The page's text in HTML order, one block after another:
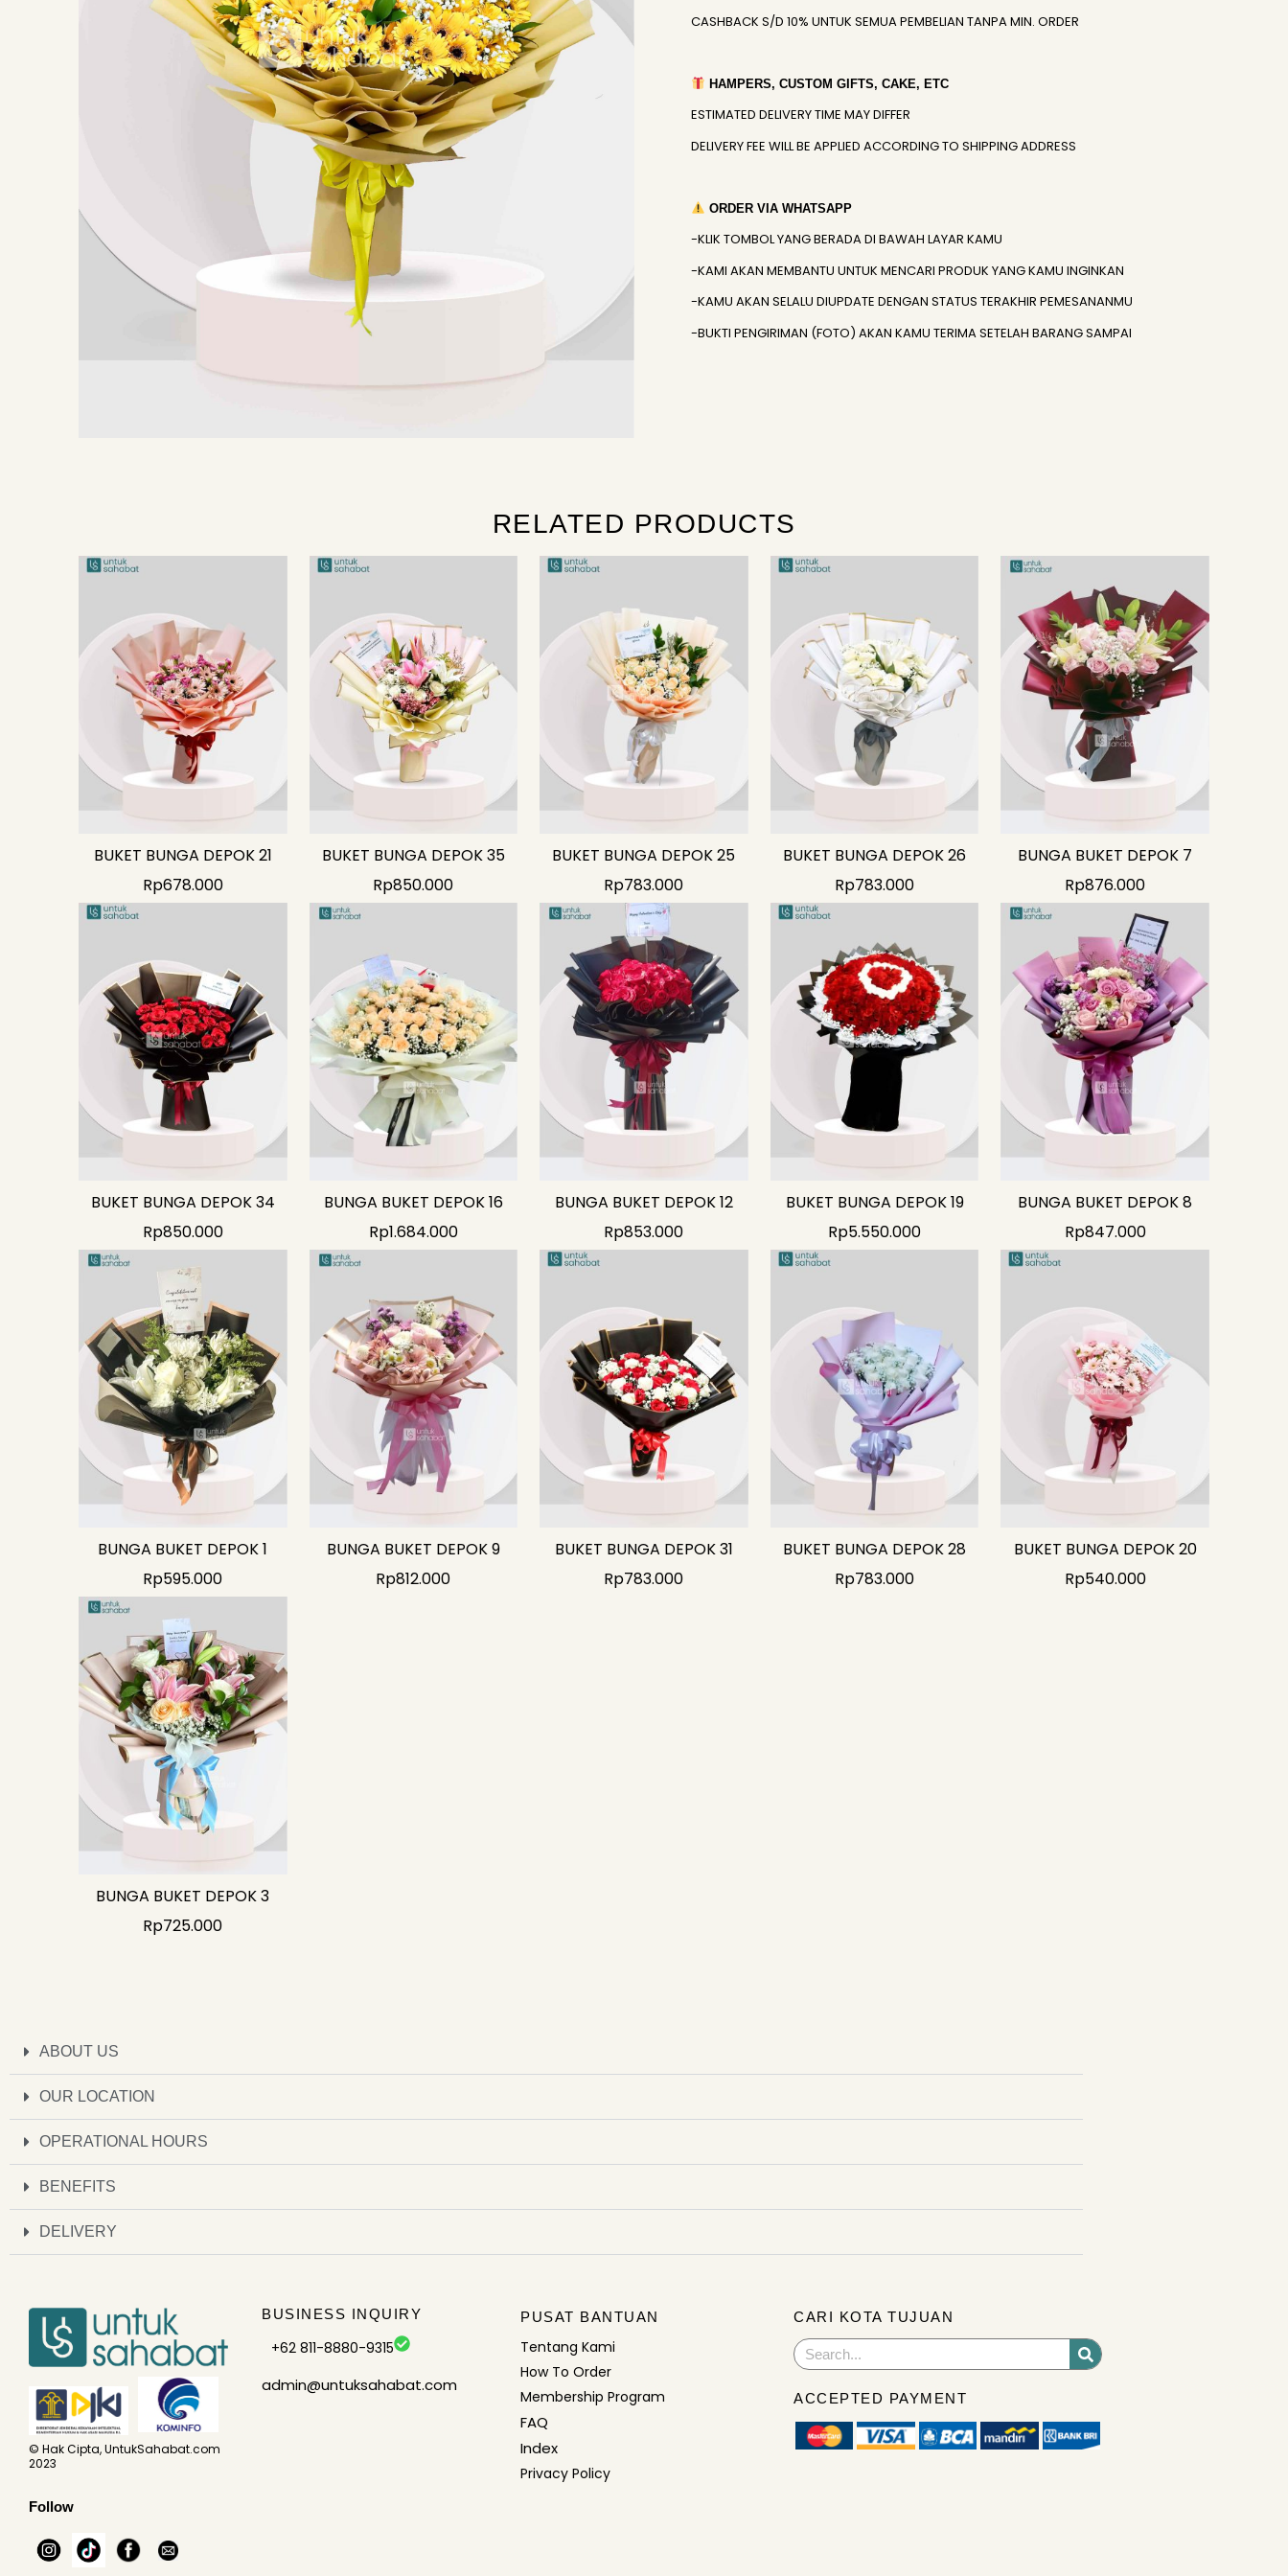
CASHBACK S/D 10% UNTUK SEMUA PEMBELIAN TANPA MIN. ORDER
HAMPERS, CUSTOM GIFTS, CAKE, ETC
ESTIMATED DELIVERY TIME MAY DIFFER
DELIVERY FEE WILL BE APPLIED ACCORDING TO SHIPPING ADDRESS
ORDER VIA WHATSAPP
-KLIK TOMBOL YANG BERADA DI BAWAH LAYAR KAMU
-KAMI AKAN MEMBANTU UNTUK MENCARI PRODUK YANG KAMU INGINKAN
-KAMU AKAN SELALU DIUPDATE DENGAN STATUS TERAKHIR PEMESANANMU
-BUKTI PENGIRIMAN (FOTO) AKAN KAMU TERIMA SETELAH BARANG SAMPAI
RELATED PRODUCTS
BUKET BUNGA DEPOK 21
Rp678.000
BUKET BUNGA DEPOK 35
Rp850.000
BUKET BUNGA DEPOK 25
Rp783.000
BUKET BUNGA DEPOK 26
Rp783.000
BUNGA BUKET DEPOK 7
Rp876.000
BUKET BUNGA DEPOK 34
Rp850.000
BUNGA BUKET DEPOK 16
Rp1.684.000
BUNGA BUKET DEPOK 12
Rp853.000
BUKET BUNGA DEPOK 19
Rp5.550.000
BUNGA BUKET DEPOK 8
Rp847.000
BUNGA BUKET DEPOK 1
Rp595.000
BUNGA BUKET DEPOK 9
Rp812.000
BUKET BUNGA DEPOK 31
Rp783.000
BUKET BUNGA DEPOK 28
Rp783.000
BUKET BUNGA DEPOK 20
Rp540.000
BUNGA BUKET DEPOK 3
Rp725.000
ABOUT US
OUR LOCATION
OPERATIONAL HOURS
BENEFITS
DELIVERY
© Hak Cipta, UntukSahabat.com
2023
Follow
BUSINESS INQUIRY
+62 811-8880-9315
admin@untuksahabat.com
PUSAT BANTUAN
Tentang Kami
How To Order
Membership Program
FAQ
Index
Privacy Policy
CARI KOTA TUJUAN
Search
ACCEPTED PAYMENT